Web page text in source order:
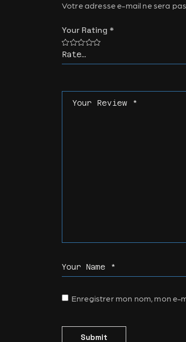
Votre adresse e-mail ne sera
Your Rating *
Enregistrer mon nom, mon e-
Submit